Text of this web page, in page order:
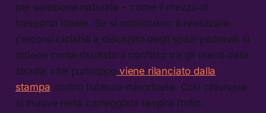
per selezione naturale – come il mezzo di
trasporto ideale. Se si continuano a realizzare
percorsi ciclabili a discapito degli spazi pedonali si
ottiene come risultato il conflitto tra gli utenti della
strada, che purtroppo viene rilanciato dalla
stampa contro l’utenza minoritaria. Così chiunque
si muove nella carreggiata respira l’odio.